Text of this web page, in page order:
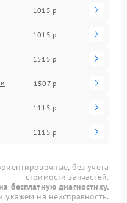
1015 р
1015 р
1515 р
1507 р
1115 р
1115 р
без учета
стоимости запчастей.
бесплатную диагностику.
на неисправность.